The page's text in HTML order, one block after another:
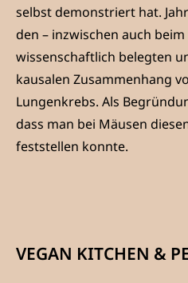
selbst demonstriert hat.
den – inzwischen auch
wissenschaftlich belegten
kausalen Zusammenhang
Lungenkrebs. Als
dass man bei Mäusen
feststellen konnte.
VEGAN KITCHEN &